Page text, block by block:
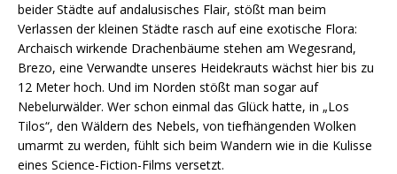
beider Städte auf andalusisches Flair, stößt man beim
Verlassen der kleinen Städte rasch auf eine exotische Flora:
Archaisch wirkende Drachenbäume stehen am Wegesrand,
Brezo, eine Verwandte unseres Heidekrauts wächst hier bis zu
12 Meter hoch. Und im Norden stößt man sogar auf
Nebelurwälder. Wer schon einmal das Glück hatte, in „Los
Tilos“, den Wäldern des Nebels, von tiefhängenden Wolken
umarmt zu werden, fühlt sich beim Wandern wie in die Kulisse
eines Science-Fiction-Films versetzt.